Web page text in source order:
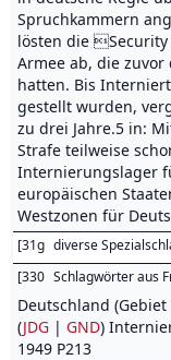
Spruchkammern
lösten die Security
Armee ab, die
hatten. Bis
gestellt wurden,
zu drei Jahre.5 in:
Strafe teilweise
Internierungslager
europäischen
Westzonen für
[31g diverse
[330 Schlagwörter aus
Deutschland
(JDG | GND)
1949 P213